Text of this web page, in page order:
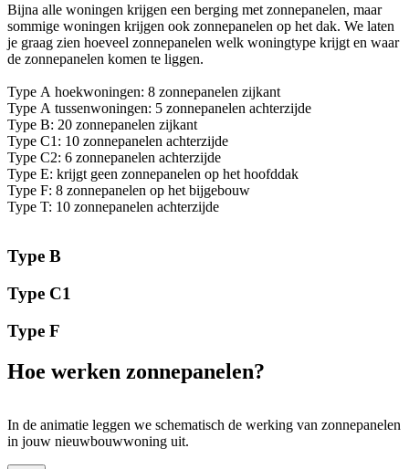
Bijna alle woningen krijgen een berging met zonnepanelen, maar
sommige woningen krijgen ook zonnepanelen op het dak. We laten
je graag zien hoeveel zonnepanelen welk woningtype krijgt en waar
de zonnepanelen komen te liggen.
Type A hoekwoningen: 8 zonnepanelen zijkant
Type A tussenwoningen: 5 zonnepanelen achterzijde
Type B: 20 zonnepanelen zijkant
Type C1: 10 zonnepanelen achterzijde
Type C2: 6 zonnepanelen achterzijde
Type E: krijgt geen zonnepanelen op het hoofddak
Type F: 8 zonnepanelen op het bijgebouw
Type T: 10 zonnepanelen achterzijde
Type B
Type C1
Type F
Hoe werken zonnepanelen?
In de animatie leggen we schematisch de werking van zonnepanelen
in jouw nieuwbouwwoning uit.